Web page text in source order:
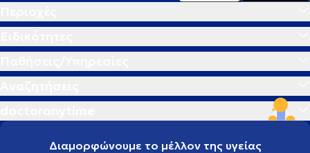
Διαμορφώνουμε το μέλλον της υγείας